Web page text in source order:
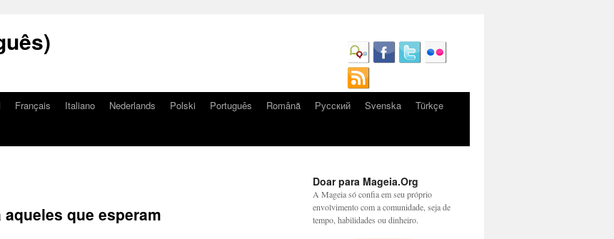
Français Italiano Nederlands Polski Português Română Русский Svenska
Türkçe
que esperam
Doar para Mageia.Org
A Mageia só confia em seu próprio
envolvimento com a comunidade, seja de
tempo, habilidades ou dinheiro.